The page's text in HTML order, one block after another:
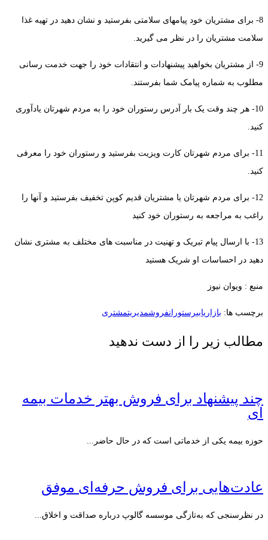
8- برای مشتریان خود پیامهای سلامتی بفرستید و نشان دهید در تهیه غذا
سلامت مشتریان را در نظر می گیرید.
9- از مشتریان بخواهید پیشنهادات و انتقادات خود را جهت خدمت رسانی
مطلوب به شماره پیامک شما بفرستند.
10- هر چند وقت یک بار آدرس رستوران خود را به مردم شهرتان یادآوری
کنید.
11- برای مردم شهرتان کارت ویزیت بفرستید و رستوران خود را معرفی
کنید.
12- برای مردم شهرتان یا مشتریان قدیم کوپن تخفیف بفرستید و آنها را
راغب به مراجعه به رستوران خود کنید
13- با ارسال پیام تبریک و تهنیت در مناسبت های مختلف به مشتری نشان
دهید در احساسات او شریک هستید
منبع : ویوان نیوز
برچسب ها: بازاریابیرستورانفروشمدیریتمشتری
مطالب زیر را از دست ندهید
چند پیشنهاد برای فروش بهتر خدمات بیمه
ای
حوزه بیمه یکی از خدماتی است که در حال حاضر...
عادت‌هایی برای فروش حرفه‌ای موفق
در نظرسنجی که به‌تازگی موسسه گالوپ درباره صداقت و اخلاق...